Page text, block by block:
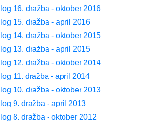
16. dražba - oktober 2016
15. dražba - april 2016
14. dražba - oktober 2015
13. dražba - april 2015
12. dražba - oktober 2014
11. dražba - april 2014
10. dražba - oktober 2013
9. dražba - april 2013
8. dražba - oktober 2012